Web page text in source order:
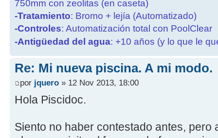
750mm con zeolitas (en caseta)
-Tratamiento: Bromo + lejía (Automatizado)
-Controles: Automatización total con PoolClear
-Antigüedad del agua: +10 años (y lo que le
Re: Mi nueva piscina. A mi modo.
por jquero » 12 Nov 2013, 18:00
Hola Piscidoc.
Siento no haber contestado antes, pero